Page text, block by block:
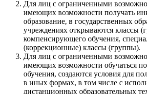
Для лиц с ограниченными
имеющих возможности получать
образование, в государственных
учреждениях открываются классы
компенсирующего обучения,
(коррекционные) классы (группы).
Для лиц с ограниченными
имеющих возможности обучаться
обучения, создаются условия для
в иных формах, в том числе с
дистанционных образовательных